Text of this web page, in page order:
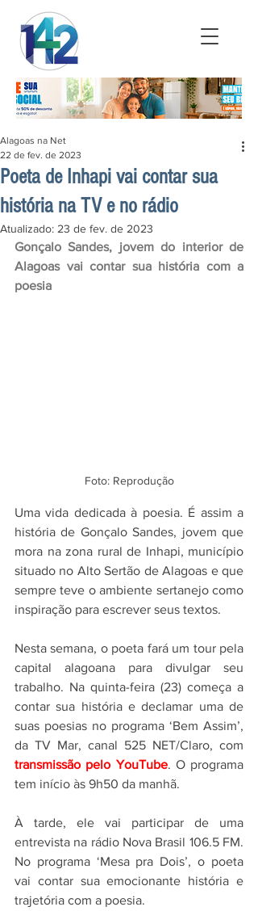
Poeta de Inhapi vai contar sua
história na TV e no rádio
Alagoas na Net
22 de fev. de 2023
Atualizado: 23 de fev. de 2023
Gonçalo Sandes, jovem do interior de
Alagoas vai contar sua história com a
poesia
Foto: Reprodução
Uma vida dedicada à poesia. É assim a
história de Gonçalo Sandes, jovem que
mora na zona rural de Inhapi, município
situado no Alto Sertão de Alagoas e que
sempre teve o ambiente sertanejo como
inspiração para escrever seus textos.
Nesta semana, o poeta fará um tour pela
capital alagoana para divulgar seu
trabalho. Na quinta-feira (23) começa a
contar sua história e declamar uma de
suas poesias no programa ‘Bem Assim’,
transmissão pelo YouTube. O programa
tem início às 9h50 da manhã.
À tarde, ele vai participar de uma
entrevista na rádio Nova Brasil 106.5 FM.
No programa ‘Mesa pra Dois’, o poeta
vai contar sua emocionante história e
trajetória com a poesia.